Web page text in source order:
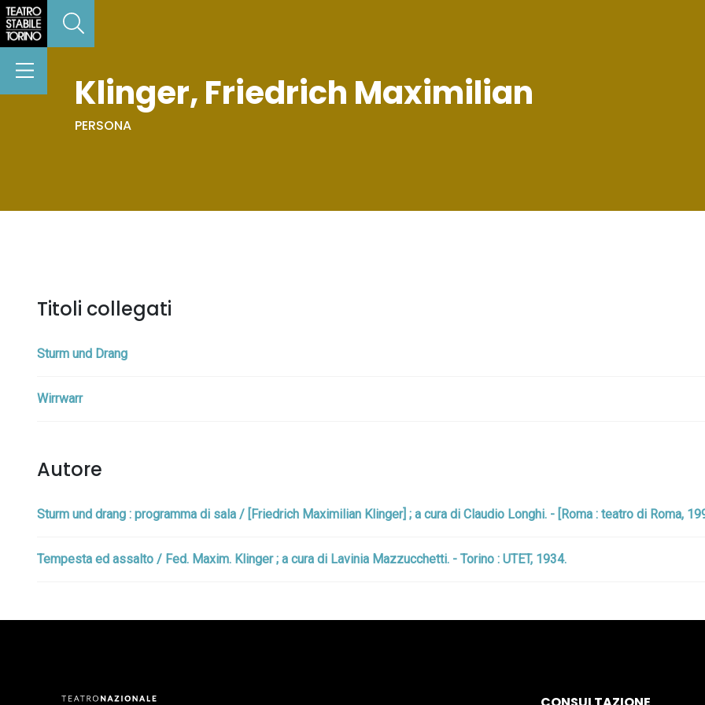
Klinger, Friedrich Maximilian
PERSONA
Titoli collegati
Sturm und Drang
Wirrwarr
Autore
Sturm und drang : programma di sala / [Friedrich Maximilian Klinger] ; a cura di Claudio Longhi. - [Roma : teatro di Roma,
Tempesta ed assalto / Fed. Maxim. Klinger ; a cura di Lavinia Mazzucchetti. - Torino : UTET, 1934.